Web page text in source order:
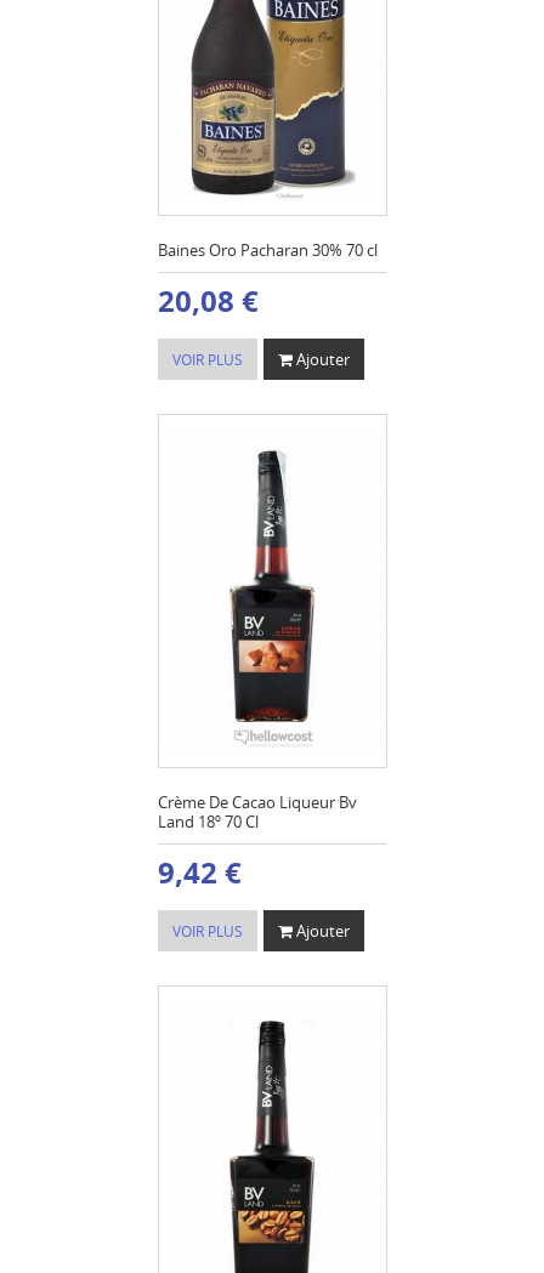
Baines Oro Pacharan 30% 70 cl
20,08 €
VOIR PLUS Ajouter
Crème De Cacao Liqueur Bv
Land 18º 70 Cl
9,42 €
VOIR PLUS Ajouter